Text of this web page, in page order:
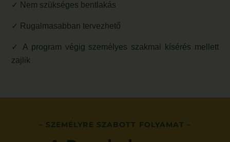
✓ Nem szükséges bentlakás
✓ Rugalmasabban tervezhető
✓ A program végig személyes szakmai kísérés mellett
zajlik
– SZEMÉLYRE SZABOTT FOLYAMAT –